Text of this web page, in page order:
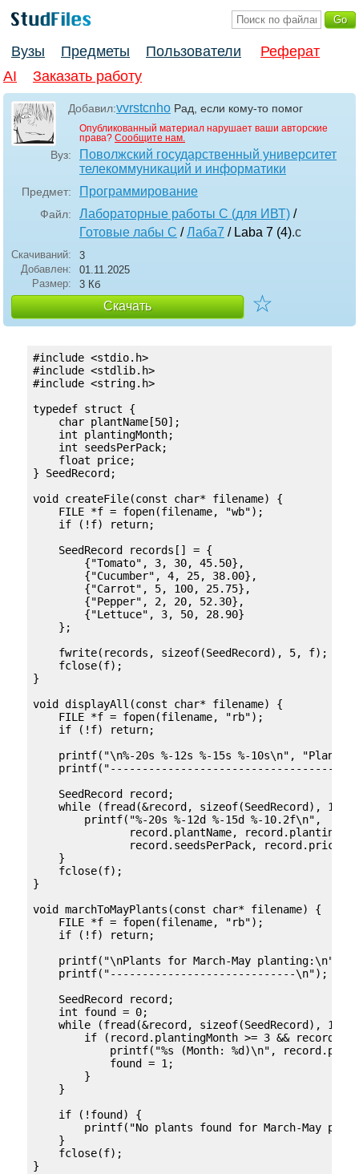
Вузы Предметы Пользователи
Реферат
AI
Заказать работу
Добавил:vvrstcnho Рад, если кому-то помог
Опубликованный материал нарушает ваши авторские
права? Сообщите нам.
Вуз:
Поволжский государственный университет
телекоммуникаций и информатики
Предмет: Программирование
Файл: Лабораторные работы С (для ИВТ) /
Готовые лабы С /Лаба7 / Laba 7 (4).c
Скачиваний:
3
Добавлен:
01.11.2025
Размер:
3 Кб
Скачать ☆
#include <stdio.h>
#include <stdlib.h>
#include <string.h>
typedef struct {
    char plantName[50];
    int plantingMonth;
    int seedsPerPack;
    float price;
} SeedRecord;
void createFile(const char* filename) {
    FILE *f = fopen(filename, "wb");
    if (!f) return;
    SeedRecord records[] = {
        {"Tomato", 3, 30, 45.50},
        {"Cucumber", 4, 25, 38.00},
        {"Carrot", 5, 100, 25.75},
        {"Pepper", 2, 20, 52.30},
        {"Lettuce", 3, 50, 28.90}
    };
    fwrite(records, sizeof(SeedRecord), 5, f);
    fclose(f);
}
void displayAll(const char* filename) {
    FILE *f = fopen(filename, "rb");
    if (!f) return;
printf("\n%-20s %-12s %-15s %-10s\n",
    SeedRecord record;
while (fread(&record, sizeof(SeedRecord), 1,
        printf("%-20s %-12d %-15d %-10.2f\n",
record.plantName,
               record.seedsPerPack, record.price);
    }
    fclose(f);
}
void marchToMayPlants(const char* filename) {
    FILE *f = fopen(filename, "rb");
    if (!f) return;
    printf("\nPlants for March-May planting:\n");
    printf("-----------------------------\n");
    SeedRecord record;
    int found = 0;
while (fread(&record, sizeof(SeedRecord), 1,
if (record.plantingMonth >= 3 &&
printf("%s (Month: %d)\n",
            found = 1;
        }
    }
    if (!found) {
printf("No plants found for March-May
    }
    fclose(f);
}